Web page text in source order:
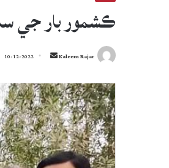
ڪشمور بار جي
Kaleem Rajar
Send
email
10-12-2022